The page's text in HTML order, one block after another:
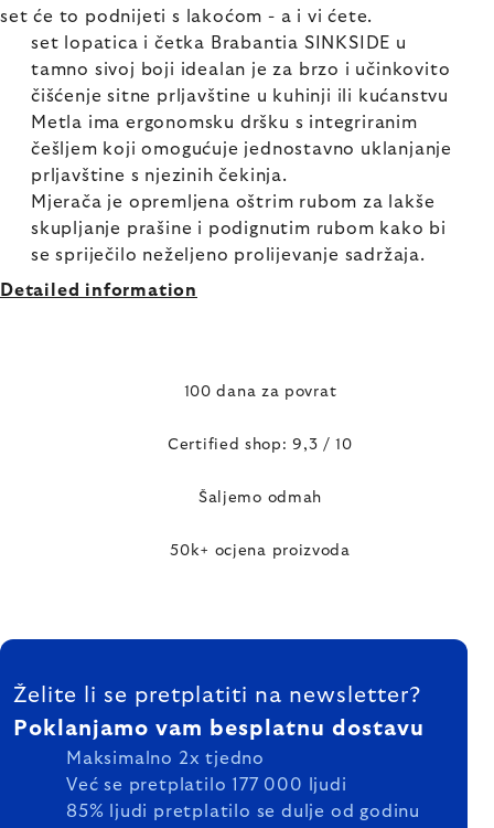
set će to podnijeti s lakoćom - a i vi ćete.
set lopatica i četka Brabantia SINKSIDE u
tamno sivoj boji idealan je za brzo i učinkovito
čišćenje sitne prljavštine u kuhinji ili kućanstvu
Metla ima ergonomsku dršku s integriranim
češljem koji omogućuje jednostavno uklanjanje
prljavštine s njezinih čekinja.
Mjerača je opremljena oštrim rubom za lakše
skupljanje prašine i podignutim rubom kako bi
se spriječilo neželjeno prolijevanje sadržaja.
Detailed information
100 dana za povrat
Certified shop: 9,3 / 10
Šaljemo odmah
50k+ ocjena proizvoda
FOOTER
Želite li se pretplatiti na newsletter?
Poklanjamo vam besplatnu dostavu
Maksimalno 2x tjedno
Već se pretplatilo 177 000 ljudi
85% ljudi pretplatilo se dulje od godinu